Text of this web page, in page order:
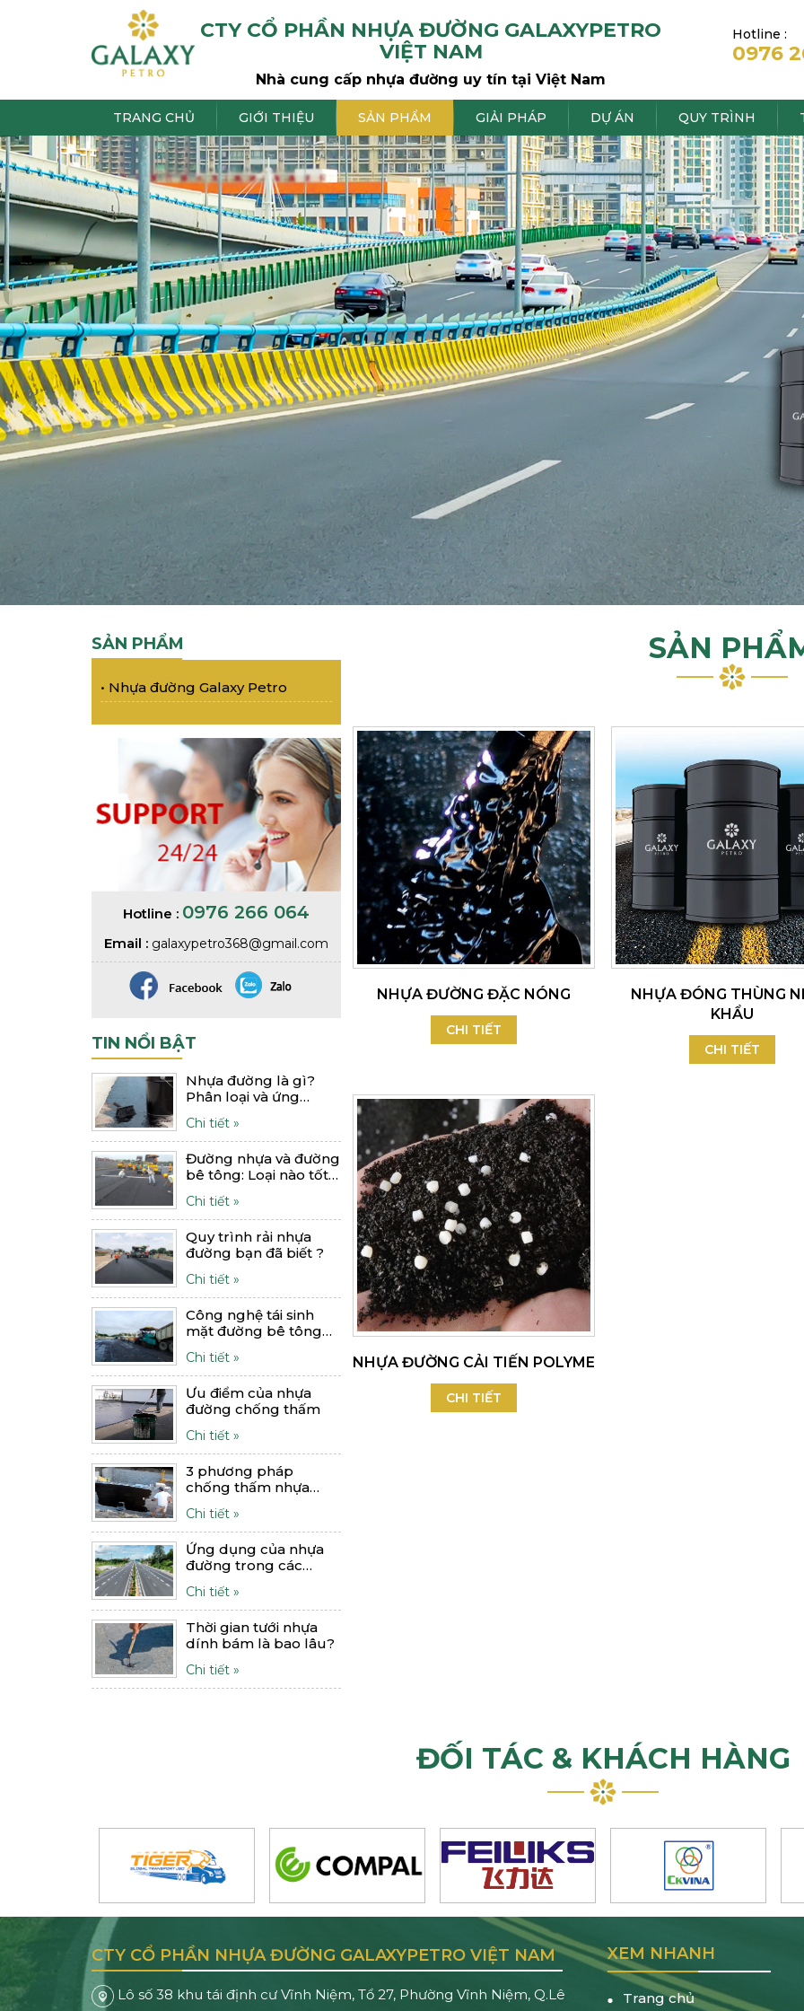
CTY CỔ PHẦN NHỰA ĐƯỜNG GALAXYPETRO
VIỆT NAM
Nhà cung cấp nhựa đường uy tín tại Việt Nam
Hotline :
0976
TRANG CHỦ GIỚI THIỆU SẢN PHẨM GIẢI PHÁP DỰ ÁN QUY TRÌNH
SẢN PHẨM
• Nhựa đường Galaxy Petro
Hotline : 0976 266 064
Email : galaxypetro368@gmail.com
TIN NỔI BẬT
Nhựa đường là gì?
Phân loại và ứng
Chi tiết »
Đường nhựa và đường
bê tông: Loại nào tốt
Chi tiết »
Quy trình rải nhựa
đường bạn đã biết ?
Chi tiết »
Công nghệ tái sinh
mặt đường bê tông
Chi tiết »
Ưu điểm của nhựa
đường chống thấm
Chi tiết »
3 phương pháp
chống thấm nhựa
Chi tiết »
Ứng dụng của nhựa
đường trong các
Chi tiết »
Thời gian tưới nhựa
dính bám là bao lâu?
Chi tiết »
SẢN
NHỰA ĐƯỜNG ĐẶC NÓNG
CHI TIẾT
NHỰA ĐÓNG THÙNG
KHẨU
CHI TIẾT
NHỰA ĐƯỜNG CẢI TIẾN POLYME
CHI TIẾT
ĐỐI TÁC & KHÁCH HÀNG
CTY CỔ PHẦN NHỰA ĐƯỜNG GALAXYPETRO VIỆT NAM
Lô số 38 khu tái định cư Vĩnh Niệm, Tổ 27, Phường Vĩnh Niệm, Q.Lê
XEM NHANH
Trang chủ